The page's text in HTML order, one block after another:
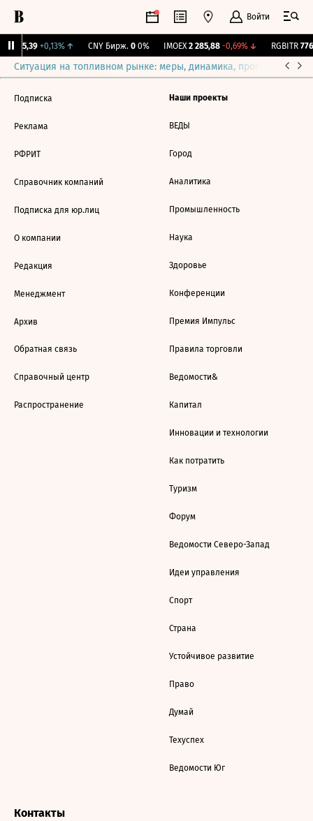
Войти
115,39 +0,13%↑ CNY Бирж. 0 0% IMOEX 2 285,88 -0,69%↓ RGBITR
Ситуация на топливном рынке: меры, динамика, прогнозы
Подписка
Реклама
РФРИТ
Справочник компаний
Подписка для юр.лиц
О компании
Редакция
Менеджмент
Архив
Обратная связь
Справочный центр
Распространение
Наши проекты
ВЕДЫ
Город
Аналитика
Промышленность
Наука
Здоровье
Конференции
Премия Импульс
Правила торговли
Ведомости&
Капитал
Инновации и технологии
Как потратить
Туризм
Форум
Ведомости Северо-Запад
Идеи управления
Спорт
Страна
Устойчивое развитие
Право
Думай
Техуспех
Ведомости Юг
Контакты